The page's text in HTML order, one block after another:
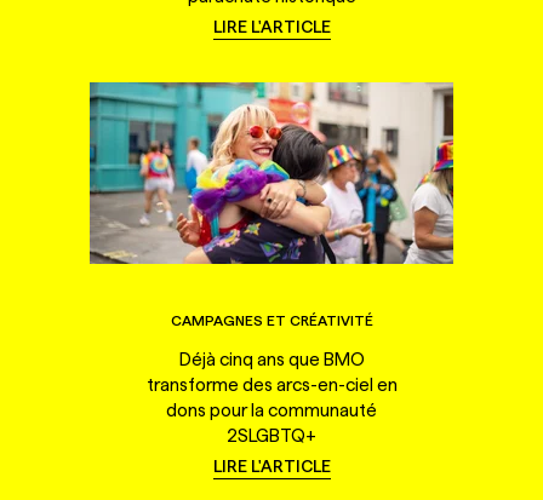
LIRE L'ARTICLE
CAMPAGNES ET CRÉATIVITÉ
Déjà cinq ans que BMO
transforme des arcs-en-ciel en
dons pour la communauté
2SLGBTQ+
LIRE L'ARTICLE